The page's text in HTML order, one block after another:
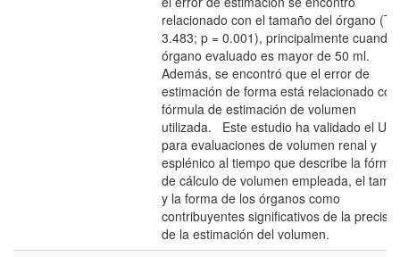
relacionado con el tamaño del órgano (T
3.483; p = 0.001), principalmente cuando
órgano evaluado es mayor de 50 ml.
Además, se encontró que el error de
estimación de forma está relacionado
fórmula de estimación de volumen
utilizada. Este estudio ha validado el
para evaluaciones de volumen renal y
esplénico al tiempo que describe la
de cálculo de volumen empleada, el
y la forma de los órganos como
contribuyentes significativos de la
de la estimación del volumen.